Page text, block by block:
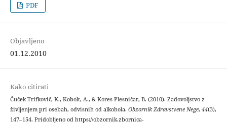
PDF
Objavljeno
01.12.2010
Kako citirati
Čuček Trifkovič, K., Kobolt, A., & Kores Plesničar, B. (2010). Zadovoljstvo z
življenjem pri osebah, odvisnih od alkohola. Obzornik Zdravstvene Nege, 44(3),
147–154. Pridobljeno od https://obzornik.zbornica-